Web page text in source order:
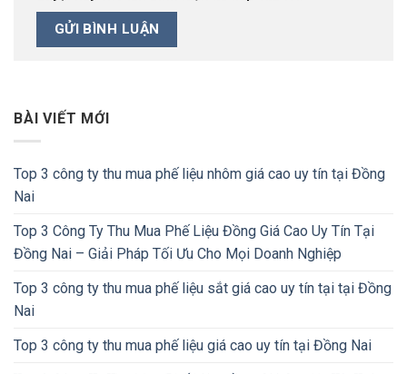
BÀI VIẾT MỚI
Top 3 công ty thu mua phế liệu nhôm giá cao uy tín tại Đồng
Nai
Top 3 Công Ty Thu Mua Phế Liệu Đồng Giá Cao Uy Tín Tại
Đồng Nai – Giải Pháp Tối Ưu Cho Mọi Doanh Nghiệp
Top 3 công ty thu mua phế liệu sắt giá cao uy tín tại tại Đồng
Nai
Top 3 công ty thu mua phế liệu giá cao uy tín tại Đồng Nai